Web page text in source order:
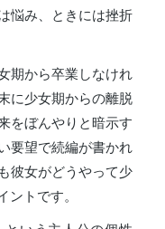
悩み、ときには挫折
期から卒業しなけれ
に少女期からの離脱
をぼんやりと暗示す
要望で続編が書かれ
彼女がどうやって少
ントです。